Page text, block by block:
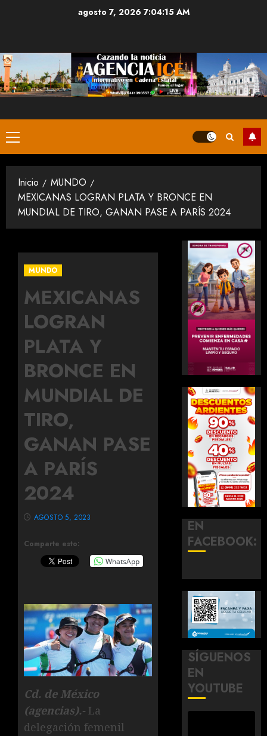
agosto 7, 2026 7:04:15 AM
Menú
principal
Inicio
MUNDO
MEXICANAS LOGRAN PLATA Y BRONCE EN
MUNDIAL DE TIRO, GANAN PASE A PARÍS 2024
MUNDO
MEXICANAS
LOGRAN
PLATA Y
BRONCE EN
MUNDIAL DE
TIRO,
GANAN PASE
A PARÍS
2024
Comparte esto:
WhatsApp
AGOSTO 5, 2023
Cd. de México
(agencias).- La
delegación femenil
EN
FACEBOOK:
SÍGUENOS
EN
YOUTUBE